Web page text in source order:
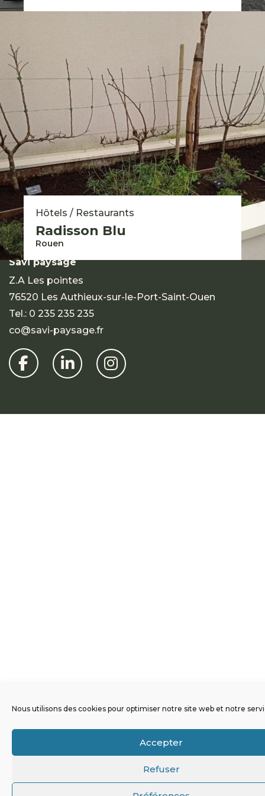
Nous utilisons des cookies pour optimiser notre site web et notre
Accepter
Refuser
Hôtels / Restaurants
Radisson Blu
Rouen
Qui sommes-nous ?
Notre vision et nos valeurs
Nos savoir-faire
Nos engagements
Nos solutions pour les particuliers
Nous rejoindre
Groupe Savi 2026 © - Mentions légales
Réalisations
Contact
Savi paysage
Z.A Les pointes
76520 Les Authieux-sur-le-Port-Saint-Ouen
Tel.: 0 235 235 235
co@savi-paysage.fr